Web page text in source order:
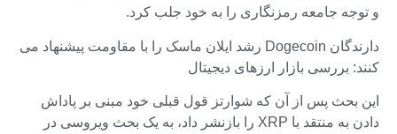
و توجه جامعه رمزنگاری را به خود جلب کرد.
دارندگان Dogecoin رشد ایلان ماسک را با مقاومت پیشنهاد می
کنند: بررسی بازار ارزهای دیجیتال
این بحث پس از آن که شوارتز قول قبلی خود مبنی بر پاداش
دادن به منتقد با XRP را بازنشر داد، به یک بحث ویروسی در